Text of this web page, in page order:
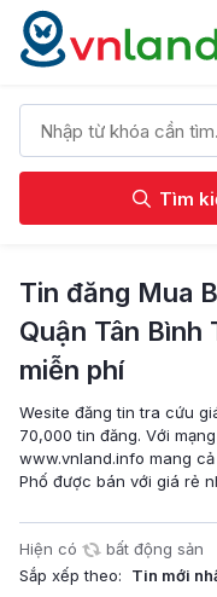
Tìm
Tin đăng Mua
Quận Tân Bình
miễn phí
Wesite đăng tin tra cứu
70,000 tin đăng. Với
www.vnland.info mang
Phố được bán với giá rẻ
Hiện có
bất động sản
Sắp xếp theo: